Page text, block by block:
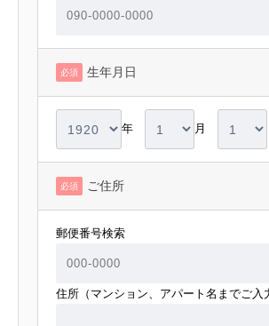
必須 生年月日
年 月
必須 ご住所
郵便番号検索
住所（マンション、アパート名までご入